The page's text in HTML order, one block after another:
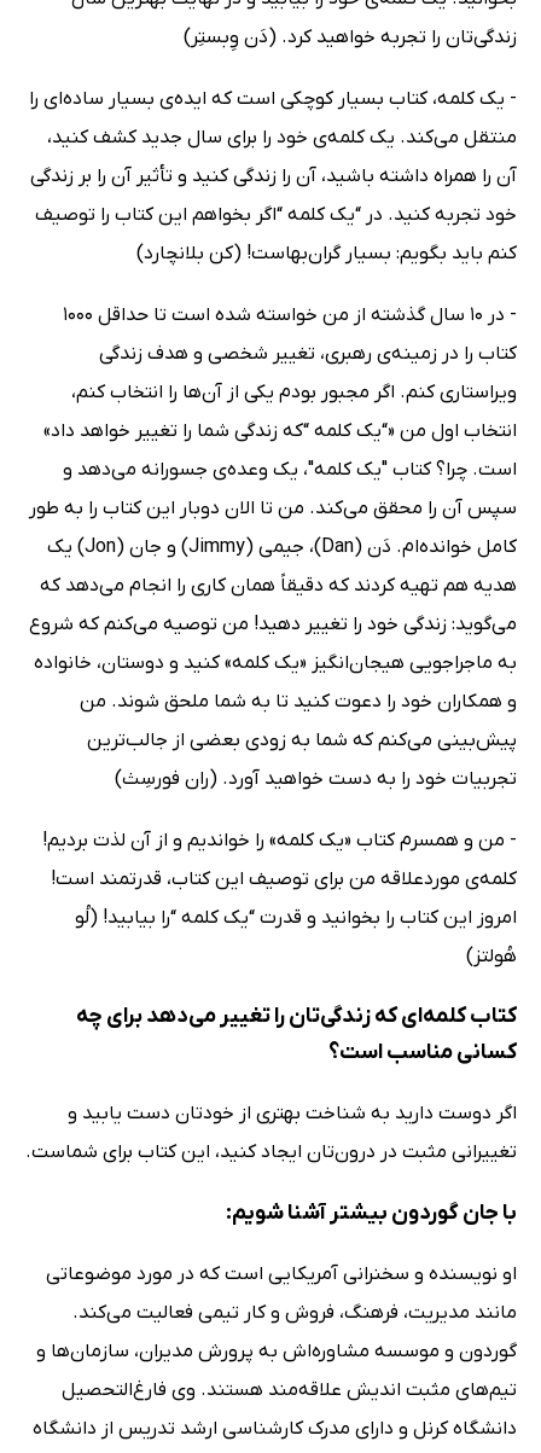
زندگی‌تان را تجربه خواهید کرد. (دَن وِبستِر)
- یک کلمه، کتاب بسیار کوچکی است که ایده‌ی بسیار ساده‌ای را
منتقل می‌کند. یک کلمه‌ی خود را برای سال جدید کشف کنید،
آن را همراه داشته باشید، آن را زندگی کنید و تأثیر آن را بر زندگی
خود تجربه کنید. در “یک کلمه “اگر بخواهم این کتاب را توصیف
کنم باید بگویم: بسیار گران‌بهاست! (کن بلانچارد)
- در 10 سال گذشته از من خواسته شده‌ است تا حداقل 1000
کتاب را در زمینه‌ی رهبری، تغییر شخصی و هدف زندگی
ویراستاری کنم. اگر مجبور بودم یکی از آن‌ها را انتخاب کنم،
انتخاب اول من «“یک کلمه “که زندگی شما را تغییر خواهد داد»
است. چرا؟ کتاب "یک کلمه"، یک وعده‌ی جسورانه می‌دهد و
سپس آن را محقق می‌کند. من تا الان دوبار این کتاب را به طور
کامل خوانده‌ام. دَن (Dan)، جیمی (Jimmy) و جان (Jon) یک
هدیه هم تهیه کردند که دقیقاً همان کاری را انجام می‌دهد که
می‌گوید: زندگی خود را تغییر دهید! من توصیه می‌کنم که شروع
به ماجراجویی هیجان‌انگیز «یک کلمه» کنید و دوستان، خانواده
و همکاران خود را دعوت کنید تا به شما ملحق شوند. من
پیش‌بینی می‌کنم که شما به زودی بعضی از جالب‌ترین
تجربیات خود را به دست خواهید آورد. (ران فورسِث)
- من و همسرم کتاب «یک کلمه» را خواندیم و از آن لذت بردیم!
کلمه‌ی موردعلاقه من برای توصیف این کتاب، قدرتمند است!
امروز این کتاب را بخوانید و قدرت “یک کلمه “را بیابید! (لُو
هُولتز)
کتاب کلمه‌ای‌ که زندگی‌تان را تغییر می‌دهد برای چه
کسانی مناسب است؟
اگر دوست دارید به شناخت بهتری از خودتان دست یابید و
تغییرانی مثبت در درون‌تان ایجاد کنید، این کتاب برای شماست.
با جان گوردون بیشتر آشنا شویم:
او نویسنده و سخنرانی آمریکایی است که در مورد موضوعاتی
مانند مدیریت، فرهنگ، فروش و کار تیمی فعالیت می‌کند.
گوردون و موسسه مشاوره‌اش به پرورش مدیران، سازمان‌ها و
تیم‌های مثبت اندیش علاقه‌مند هستند. وی فارغ‌التحصیل
دانشگاه کرنل و دارای مدرک کارشناسی ارشد تدریس از دانشگاه